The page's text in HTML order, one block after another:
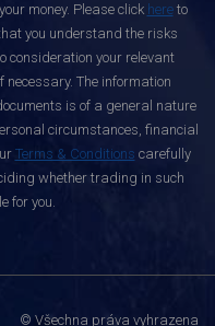
money. Please click hereto
you understand the risks
consideration your relevant
necessary. The information
is of a general nature
circumstances, financial
Terms & Conditions carefully
whether trading in such
for you.
© Všechna práva vyhrazena